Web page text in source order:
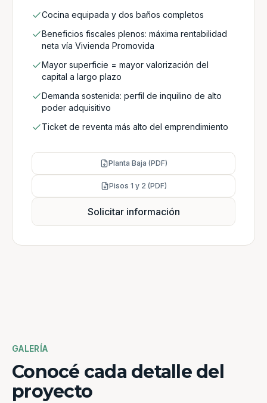
Cocina equipada y dos baños completos
Beneficios fiscales plenos: máxima rentabilidad
neta vía Vivienda Promovida
Mayor superficie = mayor valorización del
capital a largo plazo
Demanda sostenida: perfil de inquilino de alto
poder adquisitivo
Ticket de reventa más alto del emprendimiento
Planta Baja (PDF)
Pisos 1 y 2 (PDF)
Solicitar información
GALERÍA
Conocé cada detalle del
proyecto